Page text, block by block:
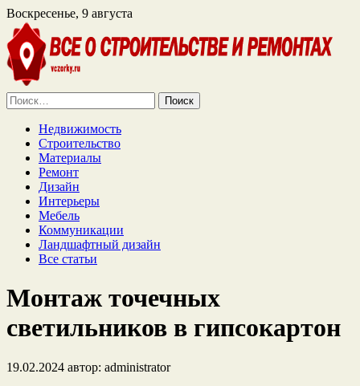
Воскресенье, 9 августа
Найти:
Недвижимость
Строительство
Материалы
Ремонт
Дизайн
Интерьеры
Мебель
Коммуникации
Ландшафтный дизайн
Все статьи
Монтаж точечных
светильников в гипсокартон
19.02.2024 автор: administrator